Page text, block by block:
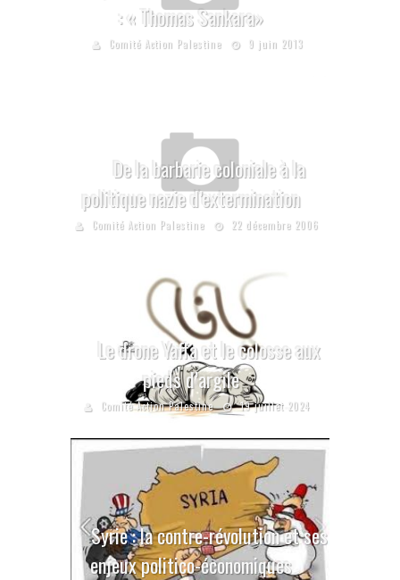
: « Thomas Sankara»
Comité Action Palestine 9 juin 2013
De la barbarie coloniale à la
politique nazie d’extermination
Comité Action Palestine 22 décembre 2006
Le drone Yaffa et le colosse aux
pieds d’argile
Comité Action Palestine 19 juillet 2024
Syrie : la contre-révolution et ses
enjeux politico-économiques